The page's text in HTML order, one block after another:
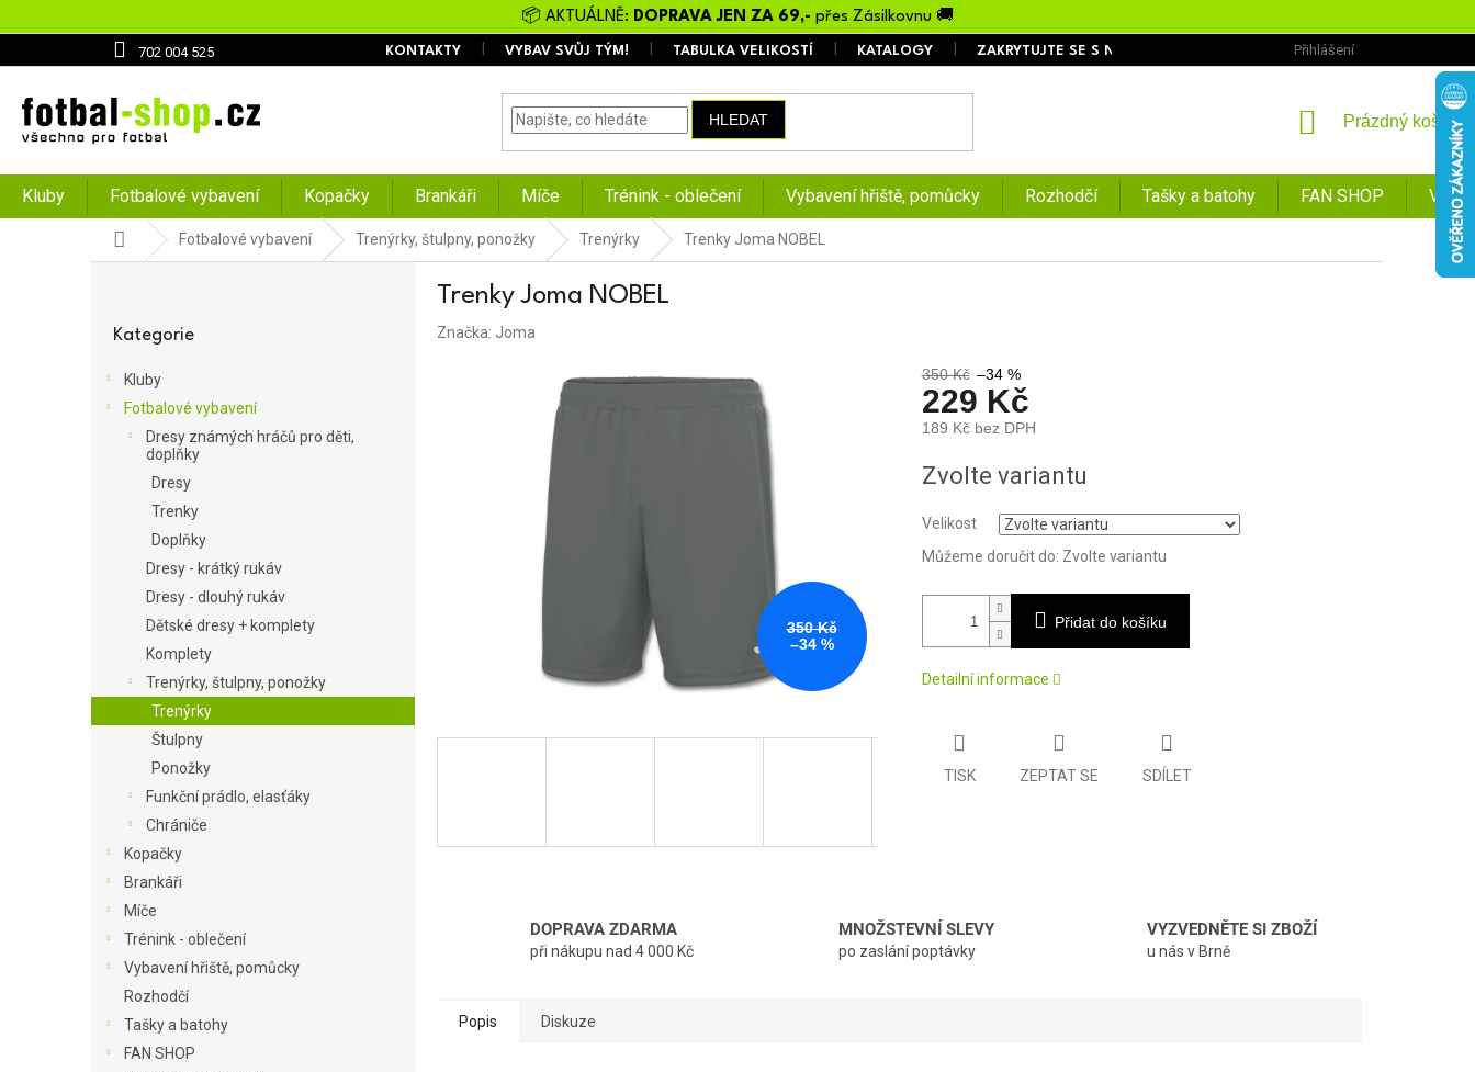
na
📦 AKTUÁLNĚ: DOPRAVA JEN ZA 69,- přes Zásilkovnu 🚚
702 004 525 KONTAKTY VYBAV SVŮJ TÝM! TABULKA VELIKOSTÍ KATALOGY ZAKRYTUJTE SE S NÁMI OBCHODNÍ PODMÍNKY
Přihlášení
HLEDAT
NÁKUPNÍ
Prázdný košík
Kluby Fotbalové vybavení Kopačky Brankáři Míče Trénink - oblečení Vybavení hřiště, pomůcky Rozhodčí Tašky a batohy FAN SHOP
Domů Fotbalové vybavení Trenýrky, štulpny, ponožky Trenýrky Trenky Joma NOBEL
kategorie
Kategorie
Kluby
Fotbalové vybavení
Dresy známých hráčů pro děti,
doplňky
Dresy
Trenky
Doplňky
Dresy - krátký rukáv
Dresy - dlouhý rukáv
Dětské dresy + komplety
Komplety
Trenýrky, štulpny, ponožky
Trenýrky
Štulpny
Ponožky
Funkční prádlo, elasťáky
Chrániče
Kopačky
Brankáři
Míče
Trénink - oblečení
Vybavení hřiště, pomůcky
Rozhodčí
Tašky a batohy
FAN SHOP
Trenky Joma NOBEL
Značka: Joma
350 Kč
–34 %
350 Kč –34 %
229 Kč
189 Kč bez DPH
cena:
Zvolte variantu
Velikost
Můžeme doručit do: Zvolte variantu
Přidat do košíku
Detailní informace
TISK ZEPTAT SE SDÍLET
DOPRAVA ZDARMA
při nákupu nad 4 000 Kč
MNOŽSTEVNÍ SLEVY
po zaslání poptávky
VYZVEDNĚTE SI ZBOŽÍ
u nás v Brně
Popis Diskuze